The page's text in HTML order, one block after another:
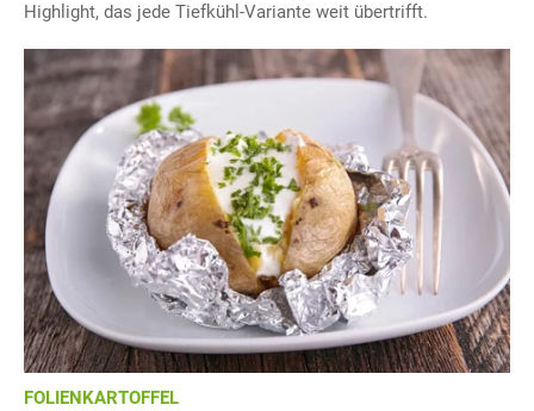
Highlight, das jede Tiefkühl-Variante weit übertrifft.
FOLIENKARTOFFEL